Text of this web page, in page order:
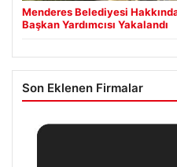
Menderes Belediyesi
Başkan Yardımcısı Yakalandı
Son Eklenen Firmalar